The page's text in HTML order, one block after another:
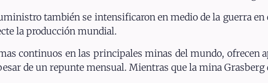
también se intensificaron en medio de la guerra en
la producción mundial.
continuos en las principales minas del mundo, ofrecen
de un repunte mensual. Mientras que la mina Grasberg